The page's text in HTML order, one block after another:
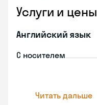
Услуги и цены
Английский язык
С носителем
Читать дальше